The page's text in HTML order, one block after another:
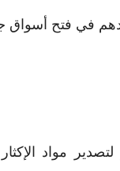
في فتح أسواق
مواد